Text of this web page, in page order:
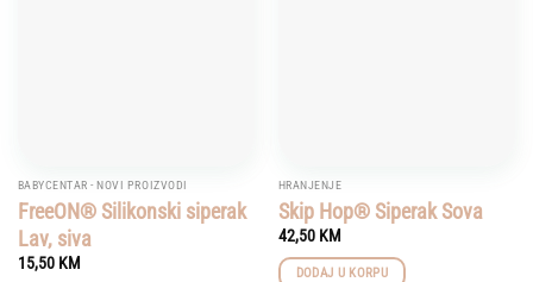
BABYCENTAR - NOVI PROIZVODI
FreeON® Silikonski siperak
Lav, siva
15,50 KM
HRANJENJE
Skip Hop® Siperak Sova
42,50 KM
DODAJ U KORPU